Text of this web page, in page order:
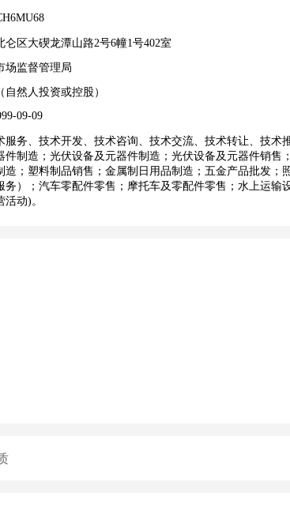
仑区大碶龙潭山路2号6幢1号402室
场监督管理局
然人投资或控股）
09-09
服务、技术开发、技术咨询、技术交流、技术转让、技
件制造；光伏设备及元器件制造；光伏设备及元器件销
造；塑料制品销售；金属制日用品制造；五金产品批发
务）；汽车零配件零售；摩托车及零配件零售；水上运
动)。